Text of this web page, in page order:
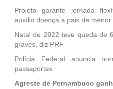
Projeto garante jornada
auxílio doença a pais de menor
Natal de 2022 teve queda de
graves, diz PRF
Polícia Federal anuncia
passaportes
Agreste de Pernambuco